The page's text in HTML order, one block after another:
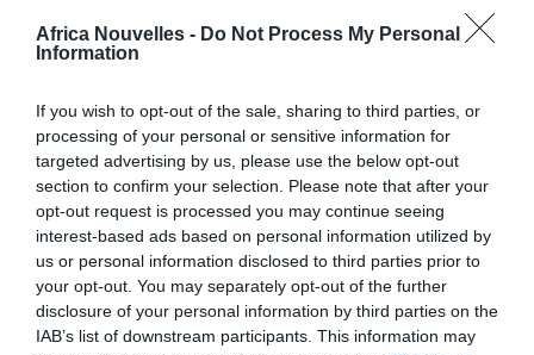
Africa Nouvelles - Do Not Process My Personal
Information
If you wish to opt-out of the sale, sharing to third parties, or
processing of your personal or sensitive information for
targeted advertising by us, please use the below opt-out
section to confirm your selection. Please note that after your
opt-out request is processed you may continue seeing
interest-based ads based on personal information utilized by
us or personal information disclosed to third parties prior to
your opt-out. You may separately opt-out of the further
disclosure of your personal information by third parties on the
IAB’s list of downstream participants. This information may
dans un engrenage qui va emporter près de 44 ans de
sa vie. « »Vous avez fait plus de 3 ans au Sénégal
vérifier mon passeport à l’aéroport. «Vous n’avez pas
le droit de rester aussi longtemps en Afrique« . Et là
deux messieurs viennent m’embarquer pour me
déposer au centre de rétention en me disant je vais
être refoulé», raconte encore ahuri, le retraité Koundou
Boubou Konaté, âgé de 64 ans.